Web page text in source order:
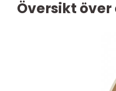
Översikt